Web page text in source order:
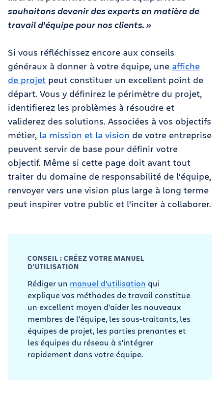
souhaitons devenir des experts en matière de
travail d'équipe pour nos clients. »
Si vous réfléchissez encore aux conseils
généraux à donner à votre équipe, une affiche
de projet peut constituer un excellent point de
départ. Vous y définirez le périmètre du projet,
identifierez les problèmes à résoudre et
validerez des solutions. Associées à vos objectifs
métier, la mission et la vision de votre entreprise
peuvent servir de base pour définir votre
objectif. Même si cette page doit avant tout
traiter du domaine de responsabilité de l'équipe,
renvoyer vers une vision plus large à long terme
peut inspirer votre public et l'inciter à collaborer.
CONSEIL : CRÉEZ VOTRE MANUEL
D'UTILISATION
Rédiger un manuel d'utilisation qui
explique vos méthodes de travail constitue
un excellent moyen d'aider les nouveaux
membres de l'équipe, les sous-traitants, les
équipes de projet, les parties prenantes et
les équipes du réseau à s'intégrer
rapidement dans votre équipe.